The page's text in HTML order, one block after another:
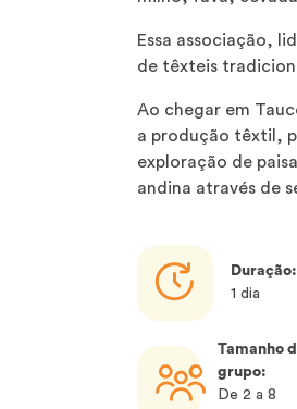
Essa associação,
de têxteis
Ao chegar em
a produção têxtil,
exploração de
andina através de
Duração:
1 dia
Tamanho
grupo:
De 2 a 8